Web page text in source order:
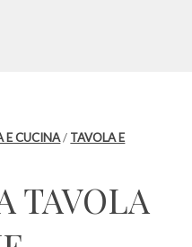
E CUCINA/ TAVOLA E
TAVOLA